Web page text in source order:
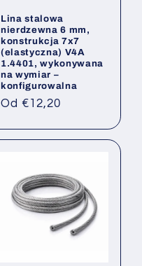
Lina stalowa
nierdzewna 6 mm,
konstrukcja 7x7
(elastyczna) V4A
1.4401, wykonywana
na wymiar –
konfigurowalna
Cena
Od €12,20